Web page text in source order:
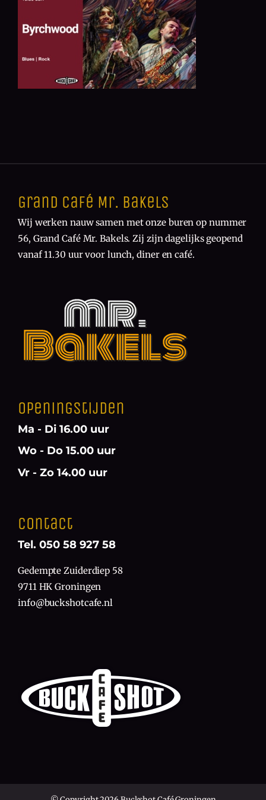
Grand Café Mr. Bakels
Wij werken nauw samen met onze buren op nummer
56, Grand Café Mr. Bakels. Zij zijn dagelijks geopend
vanaf 11.30 uur voor lunch, diner en café.
Openingstijden
Ma - Di 16.00 uur
Wo - Do 15.00 uur
Vr - Zo 14.00 uur
Contact
Tel. 050 58 927 58
Gedempte Zuiderdiep 58
9711 HK Groningen
info@buckshotcafe.nl